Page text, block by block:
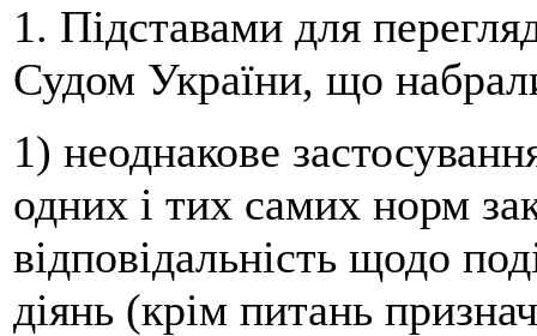
1. Підставами для
Судом України, що
1) неоднакове
одних і тих самих норм
відповідальність щодо
діянь (крім питань